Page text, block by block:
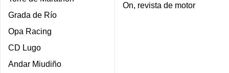
Grada de Río
Opa Racing
CD Lugo
Andar Miudiño
On, revista de motor